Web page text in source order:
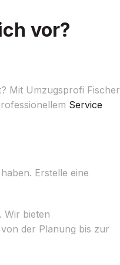
vor?
Mit Umzugsprofi Fischer
Service
Erstelle eine
Wir bieten
der Planung bis zur